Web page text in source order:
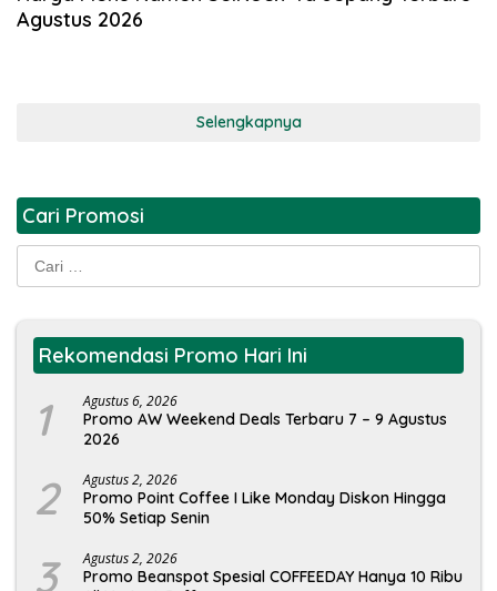
Agustus 2026
Selengkapnya
Cari Promosi
Cari
untuk:
Rekomendasi Promo Hari Ini
1 Agustus 6, 2026
Promo AW Weekend Deals Terbaru 7 – 9 Agustus
2026
2 Agustus 2, 2026
Promo Point Coffee I Like Monday Diskon Hingga
50% Setiap Senin
3 Agustus 2, 2026
Promo Beanspot Spesial COFFEEDAY Hanya 10 Ribu